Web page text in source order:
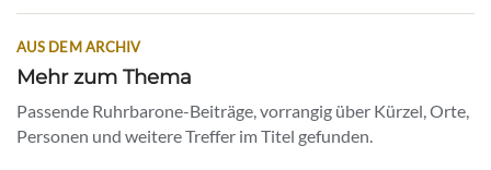
AUS DEM ARCHIV
Mehr zum Thema
Passende Ruhrbarone-Beiträge, vorrangig über Kürzel, Orte,
Personen und weitere Treffer im Titel gefunden.